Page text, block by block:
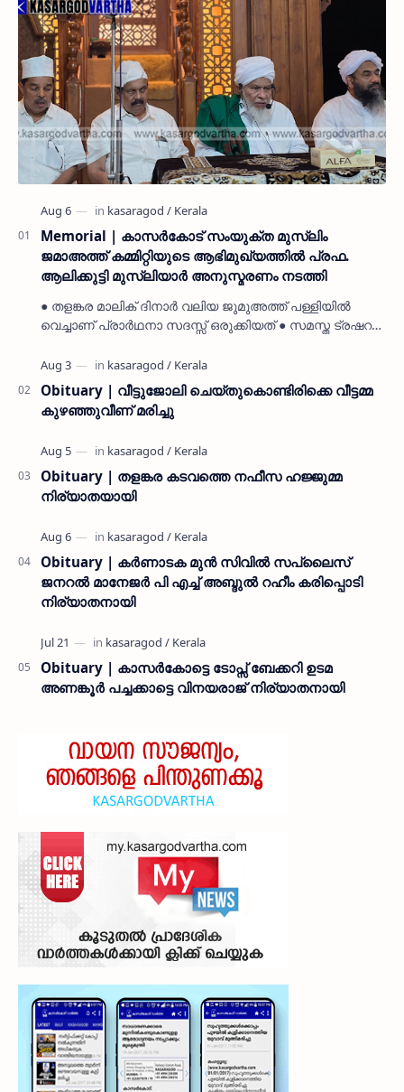
Memorial | കാസർകോട് സംയുക്ത മുസ്ലിം
ജമാഅത്ത് കമ്മിറ്റിയുടെ ആഭിമുഖ്യത്തിൽ പ്രഫ.
ആലിക്കുട്ടി മുസ്ലിയാർ അനുസ്മരണം നടത്തി
● തളങ്കര മാലിക് ദിനാർ വലിയ ജുമുഅത്ത് പള്ളിയിൽ
വെച്ചാണ് പ്രാർഥനാ സദസ്സ് ഒരുക്കിയത് ● സമസ്ത ട്രഷറർ
നൽകി കാസ…
Obituary | വീട്ടുജോലി ചെയ്തുകൊണ്ടിരിക്കെ വീട്ടമ്മ
കുഴഞ്ഞുവീണ് മരിച്ചു
Obituary | തളങ്കര കടവത്തെ നഫീസ ഹജ്ജുമ്മ
നിര്യാതയായി
Obituary | കർണാടക മുൻ സിവില്‍ സപ്ലൈസ്
ജനറൽ മാനേജർ പി എച്ച് അബ്ദുൽ റഹീം കരിപ്പൊടി
നിര്യാതനായി
Obituary | കാസർകോട്ടെ ടോപ്സ് ബേക്കറി ഉടമ
അണങ്കൂർ പച്ചക്കാട്ടെ വിനയരാജ് നിര്യാതനായി